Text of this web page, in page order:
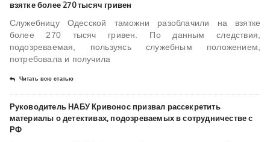
взятке более 270 тысяч гривен
Служебницу Одесской таможни разоблачили на взятке
более 270 тысяч гривен. По данным следствия,
подозреваемая, пользуясь служебным положением,
потребовала и получила
Читать всю статью
Руководитель НАБУ Кривонос призвал рассекретить
материалы о детективах, подозреваемых в сотрудничестве с
РФ